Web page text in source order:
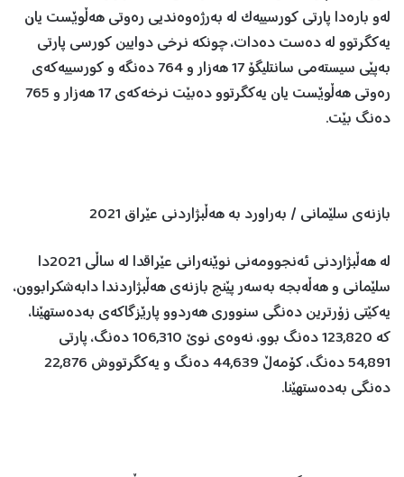
لەو بارەدا پارتی کورسییەک لە بەرژەوەندیی رەوتی هەڵوێست یان
یەکگرتوو لە دەست دەدات، چونکە نرخی دوایین کورسی پارتی
بەپێی سیستەمی سانتلیگۆ 17 هەزار و 764 دەنگە و کورسییەکەی
رەوتی هەڵوێست یان یەکگرتوو دەبێت نرخەکەی 17 هەزار و 765
دەنگ بێت.
بازنەی سلێمانی / بەراورد بە هەڵبژاردنی عێراق 2021
لە هەڵبژاردنی ئەنجوومەنی نوێنەرانی عێراقدا لە ساڵی 2021دا
سلێمانی و هەڵەبجە بەسەر پێنج بازنەی هەڵبژاردندا دابەشکرابوون،
یەکێتی زۆرترین دەنگی سنووری هەردوو پارێزگاکەی بەدەستهێنا،
کە 123,820 دەنگ بوو، نەوەی نوێ 106,310 دەنگ، پارتی
54,891 دەنگ، کۆمەڵ 44,639 دەنگ و یەکگرتووش 22,876
دەنگی بەدەستهێنا.